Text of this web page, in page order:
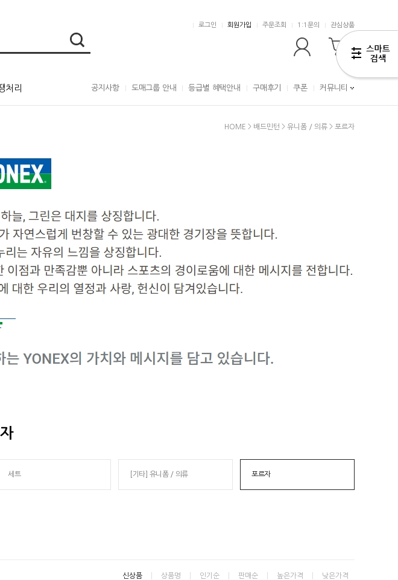
로그인 회원가입 주문조회 1:1문의 관심상품
처리 공지사항 도매그룹 안내 등급별 혜택안내 구매후기 쿠폰 커뮤니티
HOME > 배드민턴 > 유니폼 / 의류 > 포르자
세트 [기타] 유니폼 / 의류 포르자
신상품 상품명 인기순 판매순 높은가격 낮은가격